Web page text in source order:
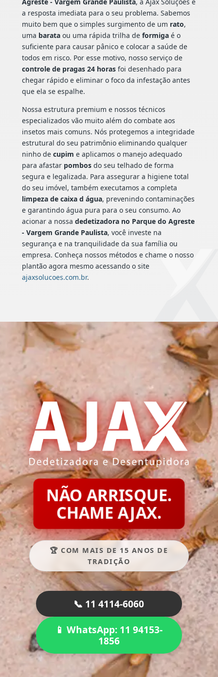
a resposta imediata para o seu problema. Sabemos
muito bem que o simples surgimento de um rato,
uma barataou uma rápida trilha de formigaé o
suficiente para causar pânico e colocar a saúde de
todos em risco. Por esse motivo, nosso serviço de
controle de pragas 24 horasfoi desenhado para
chegar rápido e eliminar o foco da infestação antes
que ela se espalhe.
Nossa estrutura premium e nossos técnicos
especializados vão muito além do combate aos
insetos mais comuns. Nós protegemos a integridade
estrutural do seu patrimônio eliminando qualquer
ninho de cupim e aplicamos o manejo adequado
para afastar pombosdo seu telhado de forma
segura e legalizada. Para assegurar a higiene total
do seu imóvel, também executamos a completa
limpeza de caixa d água, prevenindo contaminações
e garantindo água pura para o seu consumo. Ao
acionar a nossa dedetizadora no Parque do Agreste
- Vargem Grande Paulista, você investe na
segurança e na tranquilidade da sua família ou
empresa. Conheça nossos métodos e chame o nosso
plantão agora mesmo acessando o site
ajaxsolucoes.com.br.
NÃO ARRISQUE.
CHAME AJAX.
🏆 COM MAIS DE 15 ANOS DE
TRADIÇÃO
📞 11 4114-6060
📱 WhatsApp: 11 94153-
1856